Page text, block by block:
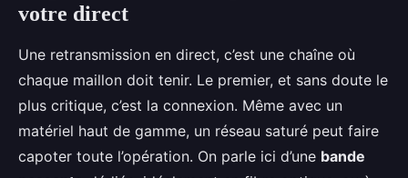
votre direct
Une retransmission en direct, c’est une chaîne où
chaque maillon doit tenir. Le premier, et sans doute le
plus critique, c’est la connexion. Même avec un
matériel haut de gamme, un réseau saturé peut faire
capoter toute l’opération. On parle ici d’une bande